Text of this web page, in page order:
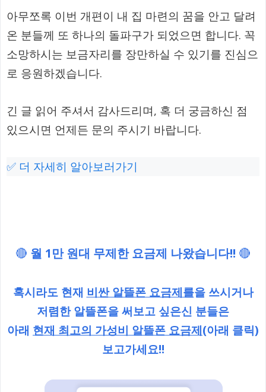
아무쪼록 이번 개편이 내 집 마련의 꿈을 안고 달려
온 분들께 또 하나의 돌파구가 되었으면 합니다. 꼭
소망하시는 보금자리를 장만하실 수 있기를 진심으
로 응원하겠습니다.
긴 글 읽어 주셔서 감사드리며, 혹 더 궁금하신 점
있으시면 언제든 문의 주시기 바랍니다.
✅ 더 자세히 알아보러가기
🔴 월 1만 원대 무제한 요금제 나왔습니다!! 🔴
혹시라도 현재 비싼 알뜰폰 요금제를을 쓰시거나
저렴한 알뜰폰을 써보고 싶은신 분들은
아래 현재 최고의 가성비 알뜰폰 요금제(아래 클릭)
보고가세요!!